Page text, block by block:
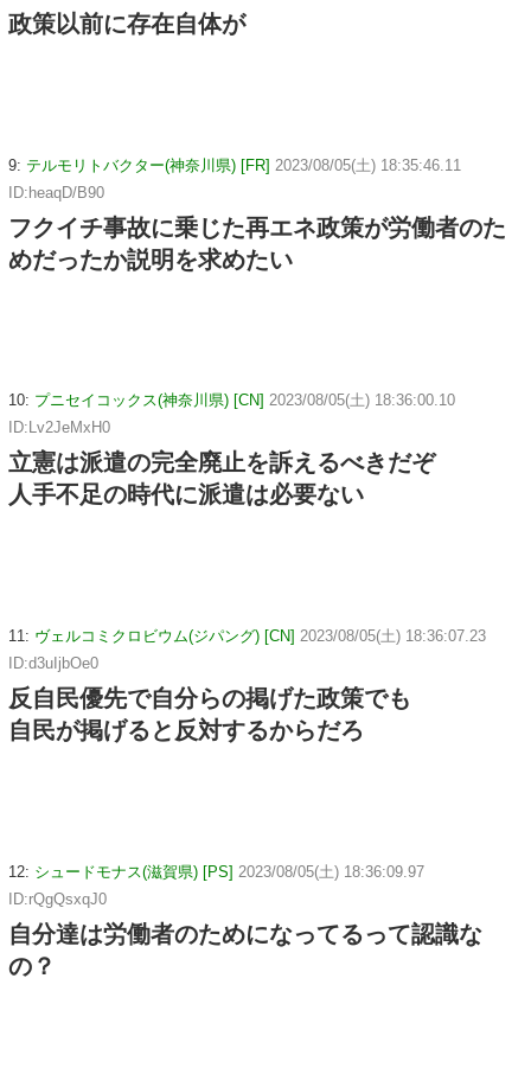
政策以前に存在自体が
9: テルモリトバクター(神奈川県) [FR] 2023/08/05(土) 18:35:46.11
ID:heaqD/B90
フクイチ事故に乗じた再エネ政策が労働者のた
めだったか説明を求めたい
10: プニセイコックス(神奈川県) [CN] 2023/08/05(土) 18:36:00.10
ID:Lv2JeMxH0
立憲は派遣の完全廃止を訴えるべきだぞ
人手不足の時代に派遣は必要ない
11: ヴェルコミクロビウム(ジパング) [CN] 2023/08/05(土) 18:36:07.23
ID:d3uIjbOe0
反自民優先で自分らの掲げた政策でも
自民が掲げると反対するからだろ
12: シュードモナス(滋賀県) [PS] 2023/08/05(土) 18:36:09.97
ID:rQgQsxqJ0
自分達は労働者のためになってるって認識な
の？